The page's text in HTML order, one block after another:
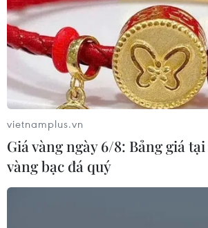
vietnamplus.vn
Giá vàng ngày 6/8: Bảng giá
vàng bạc đá quý